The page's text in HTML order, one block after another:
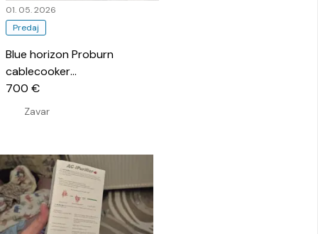
Predaj
01. 05. 2026
Blue horizon Proburn
cablecooker…
Zavar
700 €